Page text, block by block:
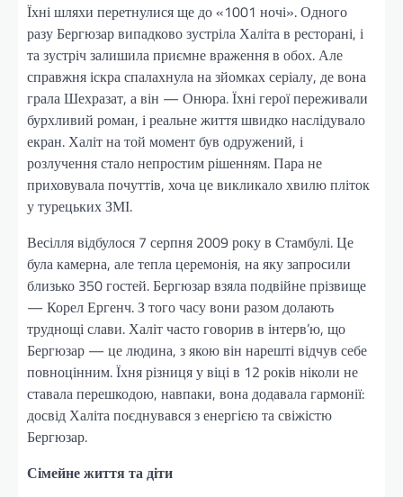
Їхні шляхи перетнулися ще до «1001 ночі». Одного
разу Бергюзар випадково зустріла Халіта в ресторані, і
та зустріч залишила приємне враження в обох. Але
справжня іскра спалахнула на зйомках серіалу, де вона
грала Шехразат, а він — Онюра. Їхні герої переживали
бурхливий роман, і реальне життя швидко наслідувало
екран. Халіт на той момент був одружений, і
розлучення стало непростим рішенням. Пара не
приховувала почуттів, хоча це викликало хвилю пліток
у турецьких ЗМІ.
Весілля відбулося 7 серпня 2009 року в Стамбулі. Це
була камерна, але тепла церемонія, на яку запросили
близько 350 гостей. Бергюзар взяла подвійне прізвище
— Корел Ергенч. З того часу вони разом долають
труднощі слави. Халіт часто говорив в інтерв’ю, що
Бергюзар — це людина, з якою він нарешті відчув себе
повноцінним. Їхня різниця у віці в 12 років ніколи не
ставала перешкодою, навпаки, вона додавала гармонії:
досвід Халіта поєднувався з енергією та свіжістю
Бергюзар.
Сімейне життя та діти